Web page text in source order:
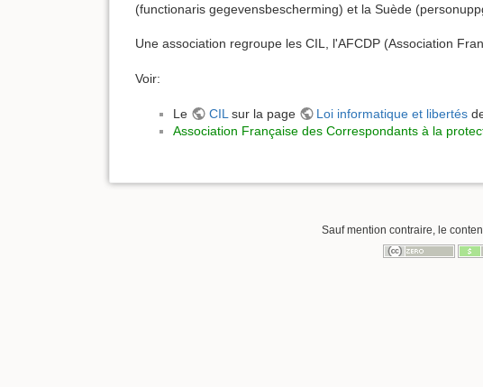
(functionaris gegevensbescherming) et la Suède
Une association regroupe les CIL, l'AFCDP (Association
Voir:
Le CIL sur la page Loi informatique et libertés
Association Française des Correspondants à la
Sauf mention contraire, le